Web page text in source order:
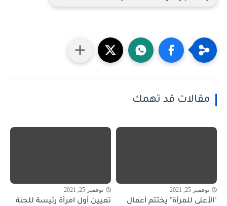
مقالات قد تهمك
نوفمبر 25, 2021
"الأعلى للمرأة" يختتم أعمال
نوفمبر 25, 2021
تعيين أول امرأة رئيسة للجنة